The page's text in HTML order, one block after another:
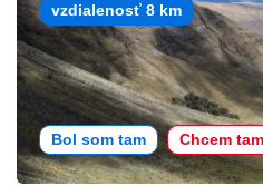
vzdialenosť 8 km
Bol som tam Chcem tam